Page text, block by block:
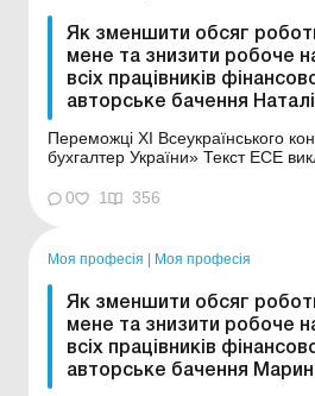
Як зменшити обсяг
мене та знизити робоче
всіх працівників
авторське бачення
Переможці XI Всеукраїнського
бухгалтер України» Текст ЕСЕ
діяльність своїх фінансових
призводить до збільшення
0 1 356
Моя професія Моя професія
Як зменшити обсяг
мене та знизити робоче
всіх працівників
авторське бачення